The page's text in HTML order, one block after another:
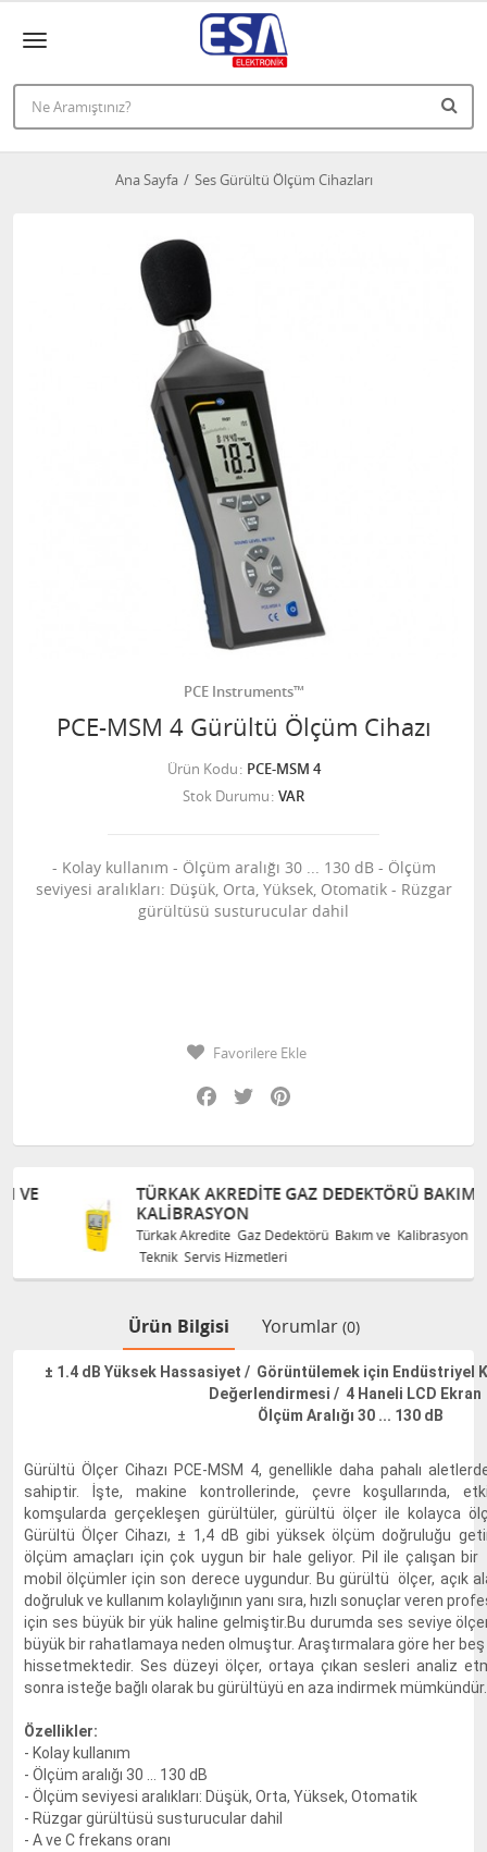
Ana Sayfa Ses Gürültü Ölçüm Cihazları
PCE Instruments™
PCE-MSM 4 Gürültü Ölçüm Cihazı
Ürün Kodu PCE-MSM 4
Stok Durumu VAR
- Kolay kullanım - Ölçüm aralığı 30 ... 130 dB - Ölçüm
seviyesi aralıkları: Düşük, Orta, Yüksek, Otomatik - Rüzgar
gürültüsü susturucular dahil
Favorilere Ekle
Facebook
Twitter
TÜRKAK AKREDITE GAZ DEDEKTÖRÜ BAKIM VE
KALIBRASYON
Türkak Akredite Gaz Dedektörü Bakım ve Kalibrasyon
Teknik Servis Hizmetleri
Ürün Bilgisi Yorumlar (0)
± 1.4 dB Yüksek Hassasiyet / Görüntülemek için Endüstriyel
Değerlendirmesi / 4 Haneli LCD Ekran
Ölçüm Aralığı 30 ... 130 dB
Gürültü Ölçer Cihazı PCE-MSM 4, genellikle daha pahalı
sahiptir. İşte, makine kontrollerinde, çevre koşullarında,
komşularda gerçekleşen gürültüler, gürültü ölçer ile kolayca
Gürültü Ölçer Cihazı, ± 1,4 dB gibi yüksek ölçüm doğruluğu
ölçüm amaçları için çok uygun bir hale geliyor. Pil ile çalışan
mobil ölçümler için son derece uygundur. Bu gürültü ölçer, açık
doğruluk ve kullanım kolaylığının yanı sıra, hızlı sonuçlar veren
için ses büyük bir yük haline gelmiştir.Bu durumda ses seviye
büyük bir rahatlamaya neden olmuştur. Araştırmalara göre her
hissetmektedir. Ses düzeyi ölçer, ortaya çıkan sesleri analiz
sonra isteğe bağlı olarak bu gürültüyü en aza indirmek mümkündür.
Özellikler:
- Kolay kullanım
- Ölçüm aralığı 30 ... 130 dB
- Ölçüm seviyesi aralıkları: Düşük, Orta, Yüksek, Otomatik
- Rüzgar gürültüsü susturucular dahil
- A ve C frekans oranı